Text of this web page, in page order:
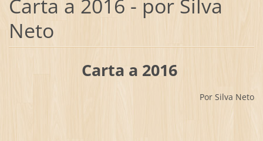
Carta a 2016 - por Silva
Neto
Carta a 2016
Por Silva Neto